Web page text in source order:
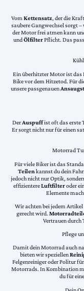
VomKettensatz, der die
saubere Gangwechsel sorgt
der Motor frei atmen kann
undÖlfilterPflicht. Das
Ein überhitzter Motor ist das
Bike vor dem Hitzetod. Für
unsere passgenauen
DerAuspuffist oft das erste
Er sorgt nicht nur für einen
Motorrad
Für viele Biker ist das
Teilen kannst du dein
jedoch nicht nur Optik,
effizientereLuftfilteroder
Elemente
Wir achten bei jedem
gerecht wird.
Vertrauen durch
Pflege
Damit dein Motorrad auch
bieten wir speziellen
Felgenreiniger oder Politur
Motorrads. In Kombination
du für